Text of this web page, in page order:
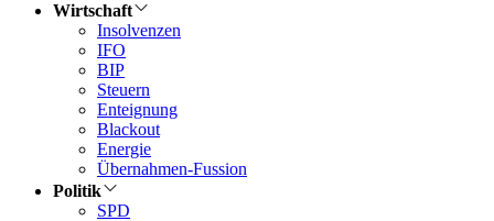
Wirtschaft
Insolvenzen
IFO
BIP
Steuern
Enteignung
Blackout
Energie
Übernahmen-Fussion
Politik
SPD